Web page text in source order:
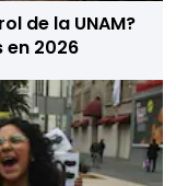
de la UNAM?
en 2026